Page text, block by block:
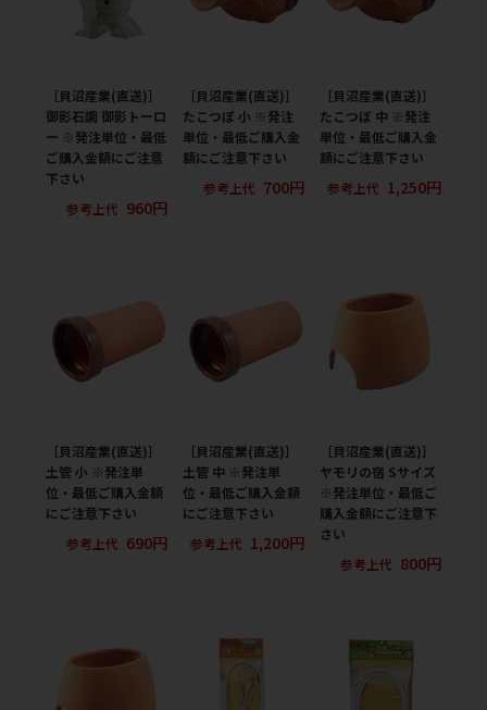
［貝沼産業(直送)］
御影石調 御影トーロ
ー ※発注単位・最低
ご購入金額にご注意
下さい
参考上代 960円
［貝沼産業(直送)］
たこつぼ 小 ※発注
単位・最低ご購入金
額にご注意下さい
参考上代 700円
［貝沼産業(直送)］
たこつぼ 中 ※発注
単位・最低ご購入金
額にご注意下さい
参考上代 1,250円
［貝沼産業(直送)］
土管 小 ※発注単
位・最低ご購入金額
にご注意下さい
参考上代 690円
［貝沼産業(直送)］
土管 中 ※発注単
位・最低ご購入金額
にご注意下さい
参考上代 1,200円
［貝沼産業(直送)］
ヤモリの宿 Sサイズ
※発注単位・最低ご
購入金額にご注意下
さい
参考上代 800円